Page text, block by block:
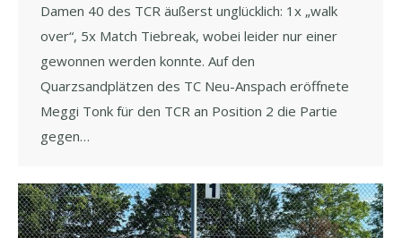
Damen 40 des TCR äußerst unglücklich: 1x „walk
over“, 5x Match Tiebreak, wobei leider nur einer
gewonnen werden konnte. Auf den
Quarzsandplätzen des TC Neu-Anspach eröffnete
Meggi Tonk für den TCR an Position 2 die Partie
gegen…